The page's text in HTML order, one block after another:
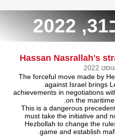
Hassan Nasrallah's
The forceful move made by
against Israel brings
achievements in negotiations
on the maritime
This is a dangerous
must take the initiative and
Hezbollah to change the
game and establish